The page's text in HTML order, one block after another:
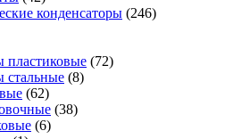
конденсаторы (246)
пластиковые (72)
стальные (8)
(62)
(38)
(6)